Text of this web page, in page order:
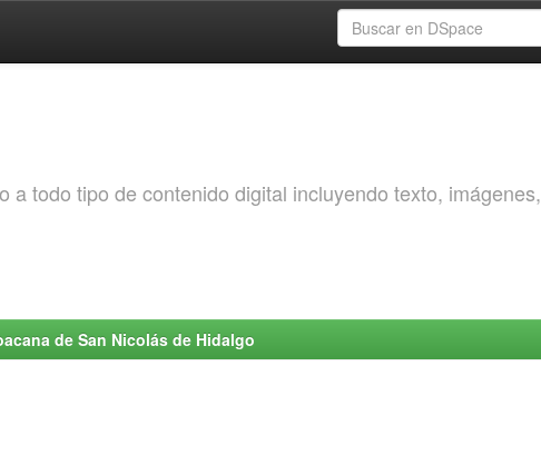
a todo tipo de contenido digital incluyendo texto, imágenes,
de San Nicolás de Hidalgo